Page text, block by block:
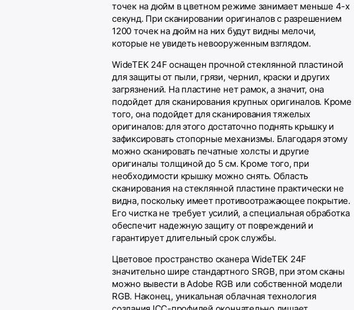
точек на дюйм в цветном режиме занимает меньше 4-х
секунд. При сканировании оригиналов с разрешением
1200 точек на дюйм на них будут видны мелочи,
которые не увидеть невооруженным взглядом.
WideTEK 24F оснащен прочной стеклянной пластиной
для защиты от пыли, грязи, чернил, краски и других
загрязнений. На пластине нет рамок, а значит, она
подойдет для сканирования крупных оригиналов. Кроме
того, она подойдет для сканирования тяжелых
оригиналов: для этого достаточно поднять крышку и
зафиксировать стопорные механизмы. Благодаря этому
можно сканировать печатные холсты и другие
оригиналы толщиной до 5 см. Кроме того, при
необходимости крышку можно снять. Область
сканирования на стеклянной пластине практически не
видна, поскольку имеет противоотражающее покрытие.
Его чистка не требует усилий, а специальная обработка
обеспечит надежную защиту от повреждений и
гарантирует длительный срок службы.
Цветовое пространство сканера WideTEK 24F
значительно шире стандартного SRGB, при этом сканы
можно вывести в Adobe RGB или собственной модели
RGB. Наконец, уникальная облачная технология